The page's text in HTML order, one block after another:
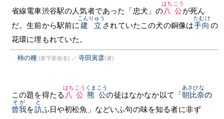
省線電車渋谷駅の人気者であった「忠犬」の八公
はちこう
が死ん
だ。生前から駅前に 建立
こんりゅう
されていたこの犬の銅像は手向
たむけ
の
花環に埋もれていた。
柿の種 (新字新仮名) ／ 寺田寅彦(著)
この題を得たる 八公
はちこう
熊公
くまこう
の徒はなかなか以て「朝比奈
あさひな
の
曾我
そが
を訪
と
ふ日や初松魚」などいふ句の味を知る者に非ず